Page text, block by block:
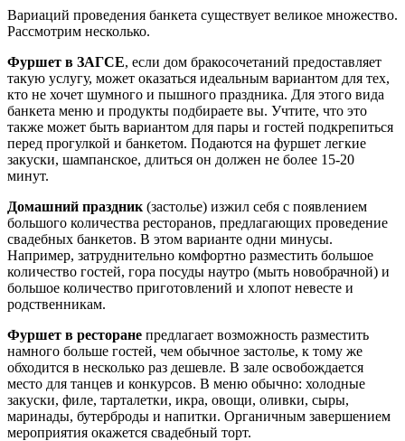
Вариаций проведения банкета существует великое множество.
Рассмотрим несколько.
Фуршет в ЗАГСЕ, если дом бракосочетаний предоставляет
такую услугу, может оказаться идеальным вариантом для тех,
кто не хочет шумного и пышного праздника. Для этого вида
банкета меню и продукты подбираете вы. Учтите, что это
также может быть вариантом для пары и гостей подкрепиться
перед прогулкой и банкетом. Подаются на фуршет легкие
закуски, шампанское, длиться он должен не более 15-20
минут.
Домашний праздник (застолье) изжил себя с появлением
большого количества ресторанов, предлагающих проведение
свадебных банкетов. В этом варианте одни минусы.
Например, затруднительно комфортно разместить большое
количество гостей, гора посуды наутро (мыть новобрачной) и
большое количество приготовлений и хлопот невесте и
родственникам.
Фуршет в ресторане предлагает возможность разместить
намного больше гостей, чем обычное застолье, к тому же
обходится в несколько раз дешевле. В зале освобождается
место для танцев и конкурсов. В меню обычно: холодные
закуски, филе, тарталетки, икра, овощи, оливки, сыры,
маринады, бутерброды и напитки. Органичным завершением
мероприятия окажется свадебный торт.